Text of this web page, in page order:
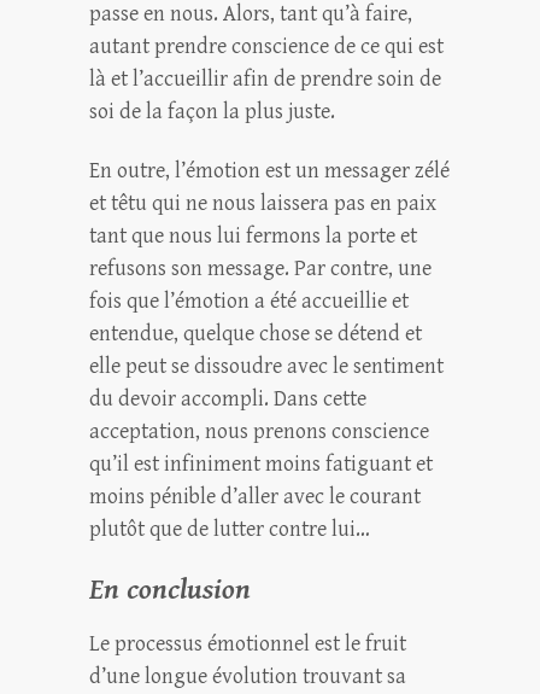
passe en nous. Alors, tant qu’à faire,
autant prendre conscience de ce qui est
là et l’accueillir afin de prendre soin de
soi de la façon la plus juste.
En outre, l’émotion est un messager zélé
et têtu qui ne nous laissera pas en paix
tant que nous lui fermons la porte et
refusons son message. Par contre, une
fois que l’émotion a été accueillie et
entendue, quelque chose se détend et
elle peut se dissoudre avec le sentiment
du devoir accompli. Dans cette
acceptation, nous prenons conscience
qu’il est infiniment moins fatiguant et
moins pénible d’aller avec le courant
plutôt que de lutter contre lui…
En conclusion
Le processus émotionnel est le fruit
d’une longue évolution trouvant sa